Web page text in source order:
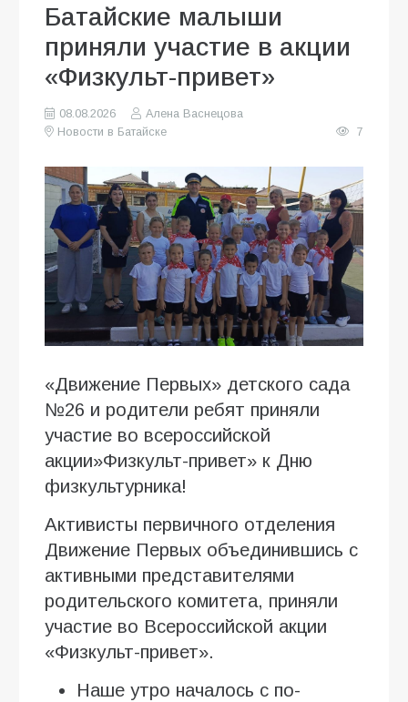
Батайские малыши
приняли участие в акции
«Физкульт-привет»
08.08.2026
Алена Васнецова
Новости в Батайске
7
«Движение Первых» детского сада
№26 и родители ребят приняли
участие во всероссийской
акции»Физкульт-привет» к Дню
физкультурника!
Активисты первичного отделения
Движение Первых объединившись с
активными представителями
родительского комитета, приняли
участие во Всероссийской акции
«Физкульт-привет».
Наше утро началось с по-